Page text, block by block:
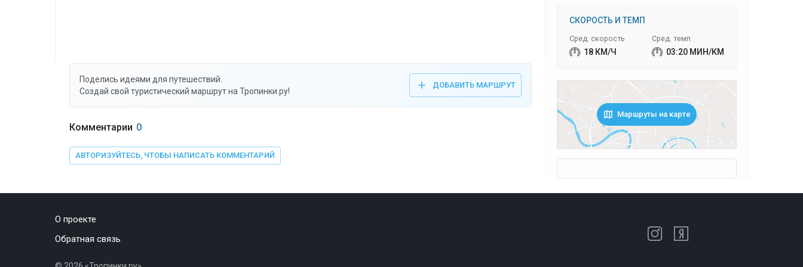
Поделись идеями для путешествий.
Создай свой туристический маршрут на Тропинки.ру!
ДОБАВИТЬ МАРШРУТ
Комментарии 0
АВТОРИЗУЙТЕСЬ, ЧТОБЫ НАПИСАТЬ КОММЕНТАРИЙ
СКОРОСТЬ И ТЕМП
Сред. скорость
18 КМ/Ч
Сред. темп
03:20 МИН/КМ
Маршруты на карте
О проекте
Обратная связь